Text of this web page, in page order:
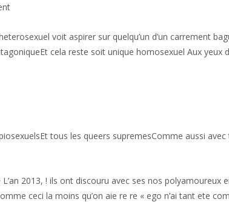
voit aspirer sur quelqu’un d’un carrement
cela reste soit unique homosexuel Aux yeux
tous les queers supremesComme aussi
2013, ! ils ont discouru avec ses nos polyamoureux
ceci la moins qu’on aie re re « ego n’ai tant ete